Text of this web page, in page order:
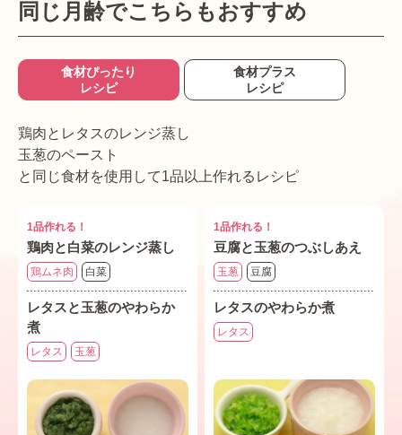
同じ月齢でこちらもおすすめ
食材ぴったり
レシピ
食材プラス
レシピ
鶏肉とレタスのレンジ蒸し
玉葱のペースト
と同じ食材を使用して1品以上作れるレシピ
1品作れる！
鶏肉と白菜のレンジ蒸し
鶏ムネ肉 白菜
レタスと玉葱のやわらか
煮
レタス 玉葱
1品作れる！
豆腐と玉葱のつぶしあえ
玉葱 豆腐
レタスのやわらか煮
レタス